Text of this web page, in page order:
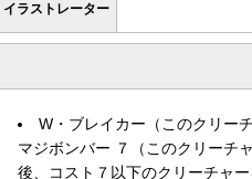
イラストレーター
W・ブレイカー（このクリー
マジボンバー ７（このクリーチ
後、コスト７以下のクリーチャ